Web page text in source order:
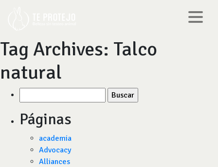
Tag Archives: Talco
natural
por:
Páginas
academia
Advocacy
Alliances